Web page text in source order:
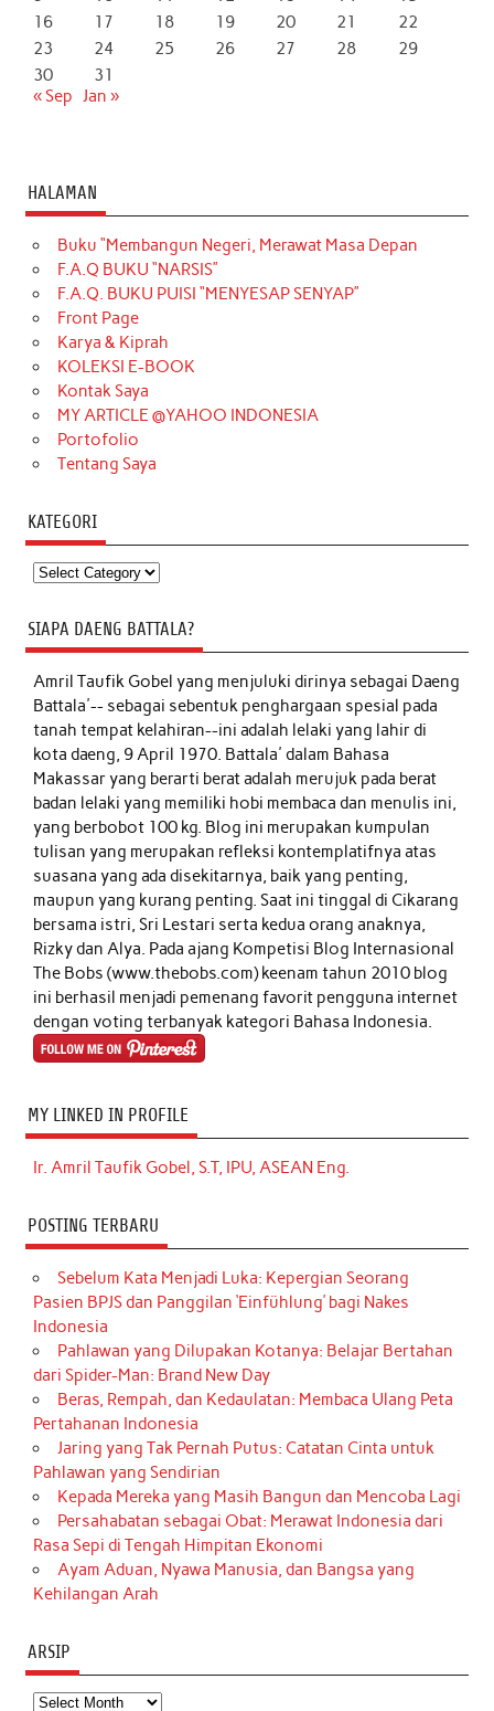
16
17 18 19 20 21
22
23
24 25 26 27 28
29
30
31
« Sep Jan »
HALAMAN
Buku “Membangun Negeri, Merawat Masa Depan
F.A.Q BUKU “NARSIS”
F.A.Q. BUKU PUISI “MENYESAP SENYAP”
Front Page
Karya & Kiprah
KOLEKSI E-BOOK
Kontak Saya
MY ARTICLE @YAHOO INDONESIA
Portofolio
Tentang Saya
KATEGORI
Kategori
SIAPA DAENG BATTALA?
Amril Taufik Gobelyang menjuluki dirinya sebagai Daeng
Battala'-- sebagai sebentuk penghargaan spesial pada
tanah tempat kelahiran--ini adalah lelaki yang lahir di
kota daeng, 9 April 1970. Battala' dalam Bahasa
Makassar yang berarti berat adalah merujuk pada berat
badan lelaki yang memiliki hobi membaca dan menulis ini,
yang berbobot 100 kg. Blog ini merupakan kumpulan
tulisan yang merupakan refleksi kontemplatifnya atas
suasana yang ada disekitarnya, baik yang penting,
maupun yang kurang penting. Saat ini tinggal di Cikarang
bersama istri, Sri Lestari serta kedua orang anaknya,
Rizky dan Alya. Pada ajang Kompetisi Blog Internasional
The Bobs (www.thebobs.com) keenam tahun 2010 blog
ini berhasil menjadi pemenang favorit pengguna internet
dengan voting terbanyak kategori Bahasa Indonesia.
MY LINKED IN PROFILE
Ir. Amril Taufik Gobel, S.T, IPU, ASEAN Eng.
POSTING TERBARU
Sebelum Kata Menjadi Luka: Kepergian Seorang
Pasien BPJS dan Panggilan ‘Einfühlung’ bagi Nakes
Indonesia
Pahlawan yang Dilupakan Kotanya: Belajar Bertahan
dari Spider-Man: Brand New Day
Beras, Rempah, dan Kedaulatan: Membaca Ulang Peta
Pertahanan Indonesia
Jaring yang Tak Pernah Putus: Catatan Cinta untuk
Pahlawan yang Sendirian
Kepada Mereka yang Masih Bangun dan Mencoba Lagi
Persahabatan sebagai Obat: Merawat Indonesia dari
Rasa Sepi di Tengah Himpitan Ekonomi
Ayam Aduan, Nyawa Manusia, dan Bangsa yang
Kehilangan Arah
ARSIP
Arsip